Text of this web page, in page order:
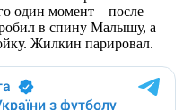
один момент – после
в спину Малышу, а
Жилкин парировал.